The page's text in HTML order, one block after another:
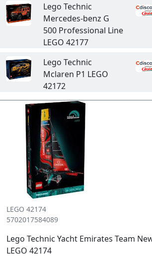
Lego Technic
Mercedes-benz G
500 Professional Line
LEGO 42177
Lego Technic
Mclaren P1 LEGO
42172
LEGO 42174
5702017584089
Lego Technic Yacht Emirates Team
LEGO 42174